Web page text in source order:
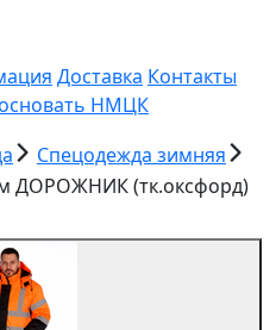
Доставка Контакты
НМЦК
Спецодежда зимняя
ДОРОЖНИК (тк.оксфорд)